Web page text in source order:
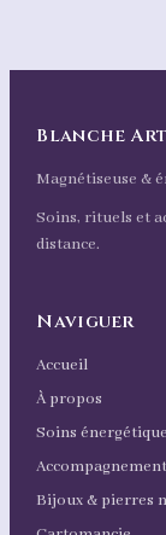
Blanche
Magnétiseuse &
Soins, rituels et
distance.
Naviguer
Accueil
À propos
Soins
Bijoux & pierres